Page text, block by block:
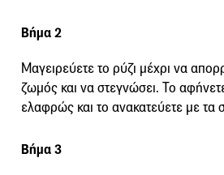
Βήμα 2
Μαγειρεύετε το ρύζι μέχρι να
ζωμός και να στεγνώσει. Το
ελαφρώς και το ανακατεύετε με τα
Βήμα 3